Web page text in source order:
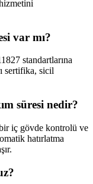
var mı?
standartlarına
sertifika, sicil
süresi nedir?
iç gövde kontrolü ve
hatırlatma